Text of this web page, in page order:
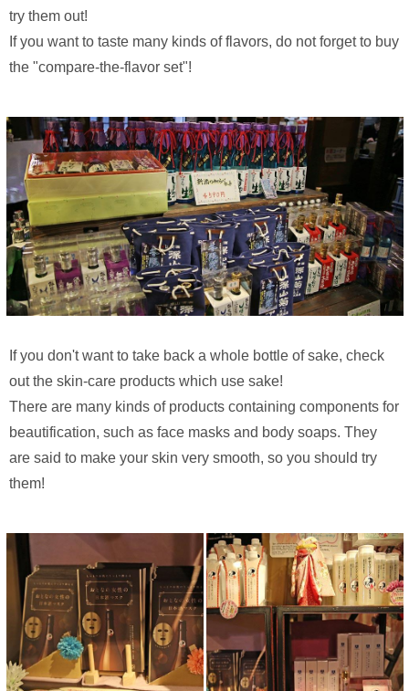
try them out!
If you want to taste many kinds of flavors, do not forget to buy
the "compare-the-flavor set"!
If you don't want to take back a whole bottle of sake, check
out the skin-care products which use sake!
There are many kinds of products containing components for
beautification, such as face masks and body soaps. They
are said to make your skin very smooth, so you should try
them!